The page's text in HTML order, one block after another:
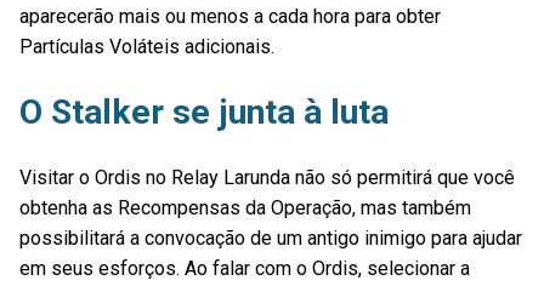
aparecerão mais ou menos a cada hora para obter
Partículas Voláteis adicionais.
O Stalker se junta à luta
Visitar o Ordis no Relay Larunda não só permitirá que você
obtenha as Recompensas da Operação, mas também
possibilitará a convocação de um antigo inimigo para ajudar
em seus esforços. Ao falar com o Ordis, selecionar a